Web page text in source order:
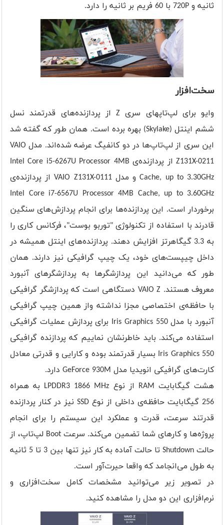
ثانیه و 720P با 60 فریم بر ثانیه را دارد.
سخت‌افزار
وایو برای لپ‌تاپهای سری Z از پردازنده‌های قدرتمند نسل
ششم اینتل (Skylake) بهره برده است. همان طور که گفته شد
این سری از لپ‌تاپ‌ها در دو کانفیگ عرضه شده‌اند. مدل VAIO
Z131X-0211 از پردازنده‌ی Intel Core i5-6267U Processor 4MB
Cache, up to 3.30GHz و مدل VAIO Z131X-0111 از پردازنده‌ی
Intel Core i7-6567U Processor 4MB Cache, up to 3.60GHz
برخوردار است. این پردازنده‌ها برای انجام پردازش‌های سنگین
قادرند با استفاده از تکنولوژی "توربو بوست"، فرکانس کاری را
به 3.3 گیگاهرتز افزایش دهند. پردازنده‌های اینتل همیشه در
داخل چیپست‌های خود، یک چیپ گرافیکی نیز دارند. همان
طور که می‌دانید این پردازشگرها به پردازشگرهای آنبورد
معروف هستند. VAIO Z دستگاهی است که پردازشگر گرافیکی
با حافظه‌ی اختصاصی مجزا نداشته واز همین چیپ گرافیکی
آنبورد با مدل Iris Graphics 550 برای پردازش عملیات گرافیکی
استفاده می‌کند. باید خاطرنشان نماییم که پردازنده گرافیکی
Iris Graphics 550 بسیار قدرتمند بوده و کارایی و قدرتی معادل
کارت‌های گرافیکی انویدیا مدل GeForce 930M دارد.
هشت گیگابایت RAM از نوع LPDDR3 1866 MHz به همراه
256 گیگابایت حافظه‌ی داخلی از نوع SSD نیز در کنار پردازنده
قدرتند سرعت، قدرت و عملکرد این سیستم را برای انجام
پروژه‌ها و کارهای شما تضمین می‌کند. سرعت Boot لپ‌تاپ، از
حالت Shutdown تا حالت آماده به کار نیز تنها بین 3 تا 5 ثانیه
به طول می‌انجامد که واقعا حیرت‌آور است.
در تصویر زیر می‌توانید مشخصات کامل سخت‌افزاری و
نرم‌افزاری این دو مدل را مشاهده کنید.